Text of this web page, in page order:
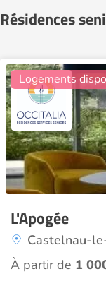
Résidences
L'Apogée
Castelnau-
Logements
À partir de 1